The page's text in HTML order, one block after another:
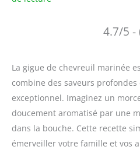
4.7/5 -
La gigue de chevreuil marinée
combine des saveurs
exceptionnel. Imaginez un
doucement aromatisé par une
dans la bouche. Cette recette
émerveiller votre famille et vos